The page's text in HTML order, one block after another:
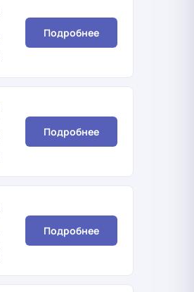
Подробнее
Подробнее
Подробнее